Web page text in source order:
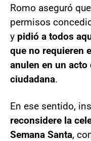
Romo aseguró
permisos
y pidió a todos
que no requieren
anulen en un
ciudadana.
En ese sentido,
reconsidere la
Semana Santa,